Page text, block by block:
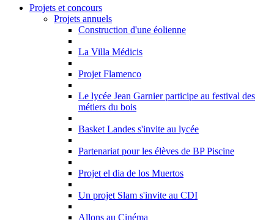
Projets et concours
Projets annuels
Construction d'une éolienne
La Villa Médicis
Projet Flamenco
Le lycée Jean Garnier participe au festival des
métiers du bois
Basket Landes s'invite au lycée
Partenariat pour les élèves de BP Piscine
Projet el dia de los Muertos
Un projet Slam s'invite au CDI
Allons au Cinéma